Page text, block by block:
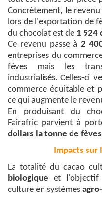
Concrètement, le
lors de l'exportation de
du chocolat est de 1 924
Ce revenu passe à2
entreprises du
fèves mais les
industrialisés. Celles-ci
commerce équitable et
ce qui augmente le
En produisant du
Fairafric parvient à
dollars la tonne de fèves
Impacts sur
La totalité du cacao
biologique et l'objectif
culture en systèmes